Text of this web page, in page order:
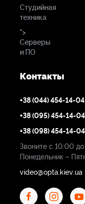
Студийная
техника
">
Серверы
и ПО
Контакты
+38 (044) 454-14-04
+38 (095) 454-14-04
+38 (098) 454-14-04
Звоните с 10:00 до
Понедельник –
video@opta.kiev.ua